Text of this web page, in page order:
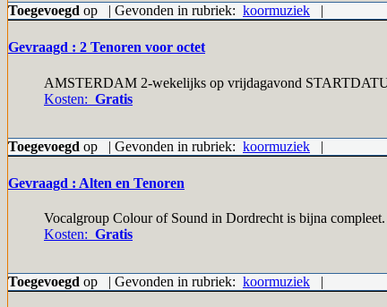
Toegevoegd op | Gevonden in rubriek: koormuziek |
Gevraagd : 2 Tenoren voor octet
AMSTERDAM 2-wekelijks op vrijdagavond
Kosten: Gratis
Toegevoegd op | Gevonden in rubriek: koormuziek |
Gevraagd : Alten en Tenoren
Vocalgroup Colour of Sound in Dordrecht is bijna
Kosten: Gratis
Toegevoegd op | Gevonden in rubriek: koormuziek |